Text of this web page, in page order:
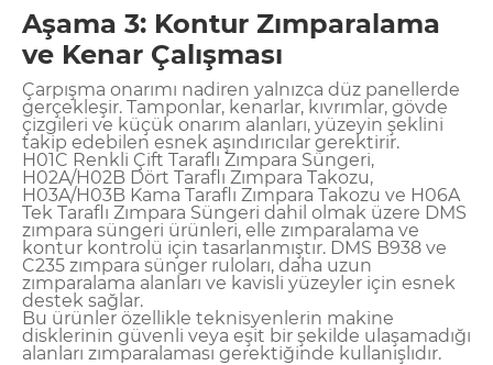
Aşama 3: Kontur Zımparalama
ve Kenar Çalışması
Çarpışma onarımı nadiren yalnızca düz panellerde
gerçekleşir. Tamponlar, kenarlar, kıvrımlar, gövde
çizgileri ve küçük onarım alanları, yüzeyin şeklini
takip edebilen esnek aşındırıcılar gerektirir.
H01C Renkli Çift Taraflı Zımpara Süngeri,
H02A/H02B Dört Taraflı Zımpara Takozu,
H03A/H03B Kama Taraflı Zımpara Takozu ve H06A
Tek Taraflı Zımpara Süngeri dahil olmak üzere DMS
zımpara süngeri ürünleri, elle zımparalama ve
kontur kontrolü için tasarlanmıştır. DMS B938 ve
C235 zımpara sünger ruloları, daha uzun
zımparalama alanları ve kavisli yüzeyler için esnek
destek sağlar.
Bu ürünler özellikle teknisyenlerin makine
disklerinin güvenli veya eşit bir şekilde ulaşamadığı
alanları zımparalaması gerektiğinde kullanışlıdır.